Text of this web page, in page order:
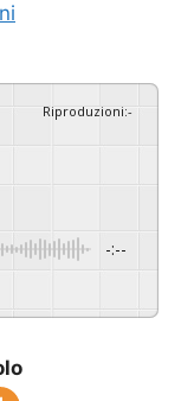
Riproduzioni:-
-:--